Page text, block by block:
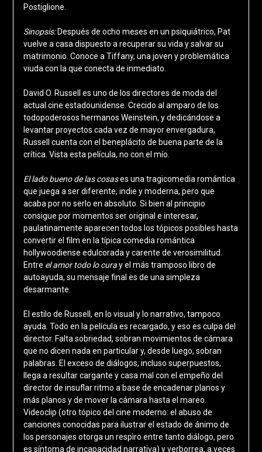
Postiglione.
Sinopsis: Después de ocho meses en un psiquiátrico, Pat
vuelve a casa dispuesto a recuperar su vida y salvar su
matrimonio. Conoce a Tiffany, una joven y problemática
viuda con la que conecta de inmediato.
David O. Russell es uno de los directores de moda del
actual cine estadounidense. Crecido al amparo de los
todopoderosos hermanos Weinstein, y dedicándose a
levantar proyectos cada vez de mayor envergadura,
Russell cuenta con el beneplácito de buena parte de la
crítica. Vista esta película, no con el mío.
El lado bueno de las cosases una tragicomedia romántica
que juega a ser diferente, indie y moderna, pero que
acaba por no serlo en absoluto. Si bien al principio
consigue por momentos ser original e interesar,
paulatinamente aparecen todos los tópicos posibles hasta
convertir el film en la típica comedia romántica
hollywoodiense edulcorada y carente de verosimilitud.
Entre el amor todo lo curay el más tramposo libro de
autoayuda, su mensaje final es de una simpleza
desarmante.
El estilo de Russell, en lo visual y lo narrativo, tampoco
ayuda. Todo en la película es recargado, y eso es culpa del
director. Falta sobriedad, sobran movimientos de cámara
que no dicen nada en particular y, desde luego, sobran
palabras. El exceso de diálogos, incluso superpuestos,
llega a resultar cargante y casa mal con el empeño del
director de insuflar ritmo a base de encadenar planos y
más planos y de mover la cámara hasta el mareo.
Videoclip (otro tópico del cine moderno: el abuso de
canciones conocidas para ilustrar el estado de ánimo de
los personajes otorga un respìro entre tanto diálogo, pero
es síntoma de incapacidad narrativa) y verborrea, a veces